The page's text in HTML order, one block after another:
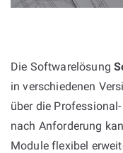
Die Softwarelösung
in verschiedenen
über die
nach Anforderung
Module flexibel